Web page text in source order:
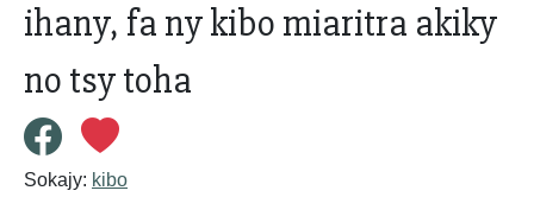
ihany, fa ny kibo miaritra akiky
no tsy toha
Sokajy: kibo